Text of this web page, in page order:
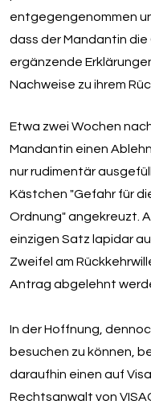
entgegengenommen
dass der Mandantin
ergänzende
Nachweise zu ihrem
Etwa zwei Wochen
Mandantin einen
nur rudimentär
Kästchen "Gefahr für
Ordnung" angekreuzt.
einzigen Satz lapidar
Zweifel am
Antrag abgelehnt
In der Hoffnung,
besuchen zu können,
daraufhin einen auf
Rechtsanwalt von